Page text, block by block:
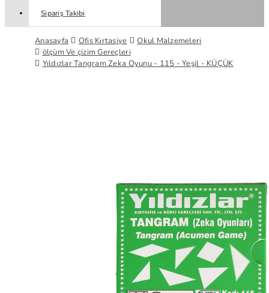
Sipariş Takibi
Anasayfa Ofis Kırtasiye
Okul Malzemeleri
ölçüm Ve çizim Gereçleri
Yıldızlar Tangram Zeka Oyunu - 115 - Yeşil - KÜÇÜK